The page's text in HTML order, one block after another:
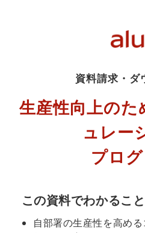
資料請求・ダ
生産性向上の
ュレー
プロ
この資料でわかること
自部署の生産性を高め